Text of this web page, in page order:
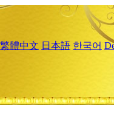
繁體中文 日本語 한국어